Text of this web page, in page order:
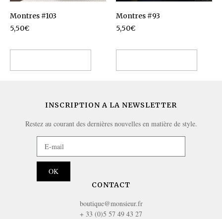
Montres #103
5,50€
Montres #93
5,50€
INSCRIPTION A LA NEWSLETTER
Restez au courant des dernières nouvelles en matière de style.
OK
CONTACT
boutique@monsieur.fr
+ 33 (0)5 57 49 43 27